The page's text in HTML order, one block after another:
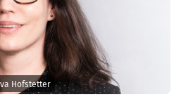
Hofstetter